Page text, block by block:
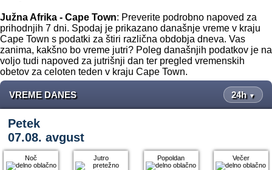
Južna Afrika - Cape Town: Preverite podrobno napoved za
prihodnjih 7 dni. Spodaj je prikazano današnje vreme v kraju
Cape Town s podatki za štiri različna obdobja dneva. Vas
zanima, kakšno bo vreme jutri? Poleg današnjih podatkov je na
voljo tudi napoved za jutrišnji dan ter pregled vremenskih
obetov za celoten teden v kraju Cape Town.
VREME DANES 24h ▼
Petek
07.08. avgust
Noč Jutro Popoldan Večer